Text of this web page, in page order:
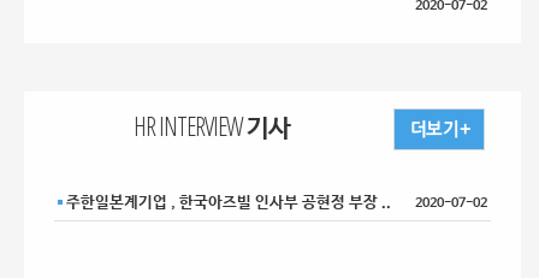
2020-07-02
HR INTERVIEW 기사
주한일본계기업 , 한국아즈빌 인사부 공현정 부장 .. 2020-07-02